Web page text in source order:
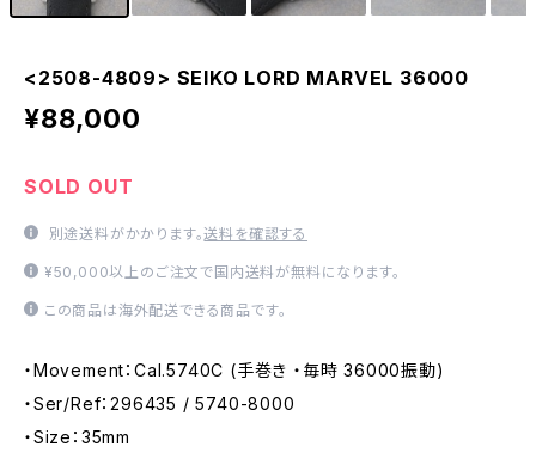
<2508-4809> SEIKO LORD MARVEL 36000
¥88,000
SOLD OUT
別途送料がかかります。送料を確認する
¥50,000以上のご注文で国内送料が無料になります。
この商品は海外配送できる商品です。
・Movement：Cal.5740C (手巻き ・毎時 36000振動)
・Ser/Ref：296435 / 5740-8000
・Size：35mm